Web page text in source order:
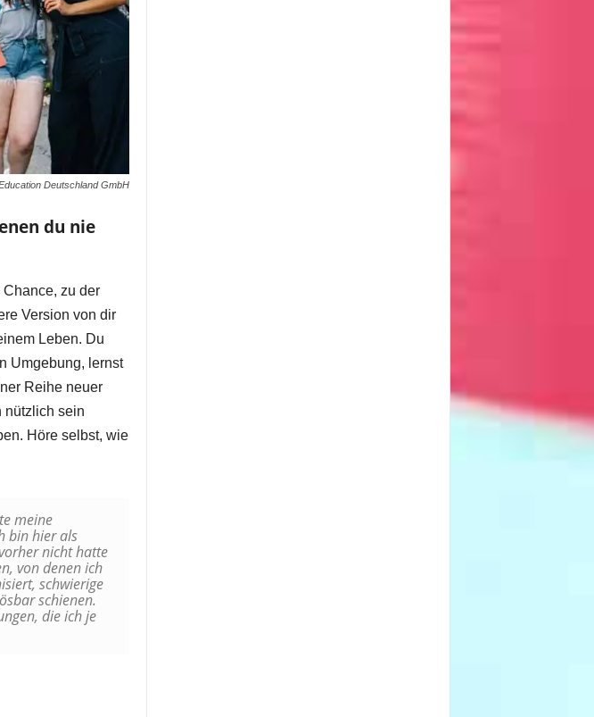
Deutschland GmbH
du nie
zu der
Version von dir
Leben. Du
Umgebung, lernst
Reihe neuer
nützlich sein
Höre selbst, wie
meine
bin hier als
nicht hatte
von denen ich
schwierige
schienen.
die ich je